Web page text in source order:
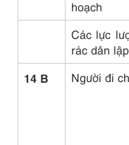
hoạch
Các lực
rác dân
14 B
Người đi